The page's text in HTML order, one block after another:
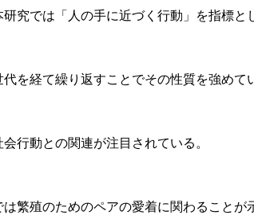
究では「人の手に近づく行動」を指標と
を経て繰り返すことでその性質を強めて
行動との関連が注目されている。
繁殖のためのペアの愛着に関わることが